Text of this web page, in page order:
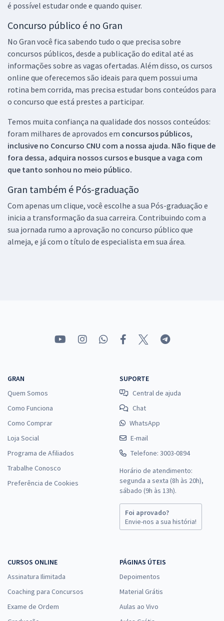
é possível estudar onde e quando quiser.
Concurso público é no Gran
No Gran você fica sabendo tudo o que precisa sobre
concursos públicos, desde a publicação do edital até as
informações sobre as vagas ofertadas. Além disso, os cursos
online que oferecemos são ideais para quem possui uma
rotina bem corrida, mas precisa estudar bons conteúdos para
o concurso que está prestes a participar.
Temos muita confiança na qualidade dos nossos conteúdos:
foram milhares de aprovados em concursos públicos,
inclusive no Concurso CNU com a nossa ajuda. Não fique de
fora dessa, adquira nossos cursos e busque a vaga com
que tanto sonhou no meio público.
Gran também é Pós-graduação
Com apenas um clique, você escolhe a sua Pós-graduação e
inicia a transformação da sua carreira. Contribuindo com a
sua jornada rumo a aprovação no concurso público que
almeja, e já com o título de especialista em sua área.
GRAN
Quem Somos
Como Funciona
Como Comprar
Loja Social
Programa de Afiliados
Trabalhe Conosco
Preferência de Cookies
SUPORTE
Central de ajuda
Chat
WhatsApp
E-mail
Telefone: 3003-0894
Horário de atendimento:
segunda a sexta (8h às 20h),
sábado (9h às 13h).
Foi aprovado?
Envie-nos a sua história!
CURSOS ONLINE
Assinatura Ilimitada
Coaching para Concursos
Exame de Ordem
PÁGINAS ÚTEIS
Depoimentos
Material Grátis
Aulas ao Vivo